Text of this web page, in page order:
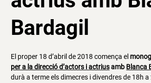
Bardagil
El proper 18 d’abril de 2018 comença el
per a la direcció d’actors i actrius amb Blanca
durà a terme els dimecres i divendres de 18h